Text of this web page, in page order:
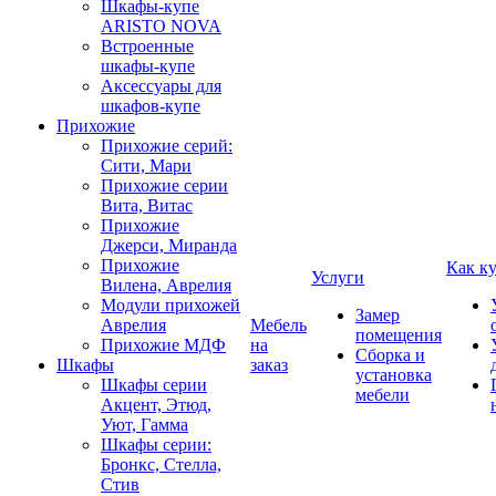
Шкафы-купе
ARISTO NOVA
Встроенные
шкафы-купе
Аксессуары для
шкафов-купе
Прихожие
Прихожие серий:
Сити, Мари
Прихожие серии
Вита, Витас
Прихожие
Джерси, Миранда
Прихожие
Вилена, Аврелия
Модули прихожей
Аврелия
Прихожие МДФ
Шкафы
Шкафы серии
Акцент, Этюд,
Уют, Гамма
Шкафы серии:
Бронкс, Стелла,
Стив
Мебель
на
заказ
Услуги
Замер
помещения
Сборка и
установка
мебели
Как